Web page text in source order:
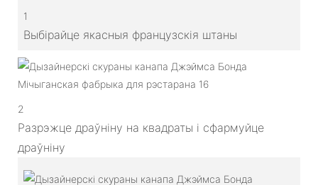
1
Выбірайце якасныя французскія штаны
2
Разрэжце драўніну на квадраты і сфармуйце
драўніну